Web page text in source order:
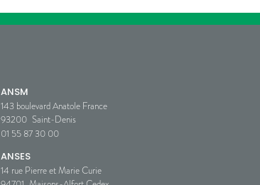
ANSM
143 boulevard Anatole France
93200 Saint-Denis
01 55 87 30 00
ANSES
14 rue Pierre et Marie Curie